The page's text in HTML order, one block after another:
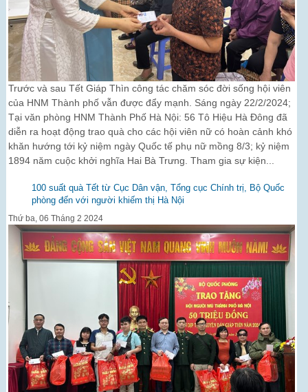
Trước và sau Tết Giáp Thìn công tác chăm sóc đời sống hội viên
của HNM Thành phố vẫn được đẩy mạnh. Sáng ngày 22/2/2024;
Tại văn phòng HNM Thành Phố Hà Nội: 56 Tô Hiệu Hà Đông đã
diễn ra hoạt động trao quà cho các hội viên nữ có hoàn cảnh khó
khăn hướng tới kỷ niệm ngày Quốc tế phụ nữ mồng 8/3; kỷ niệm
1894 năm cuộc khởi nghĩa Hai Bà Trưng. Tham gia sự kiện...
100 suất quà Tết từ Cục Dân vận, Tổng cục Chính trị, Bộ Quốc
phòng đến với người khiếm thị Hà Nội
Thứ ba, 06 Tháng 2 2024